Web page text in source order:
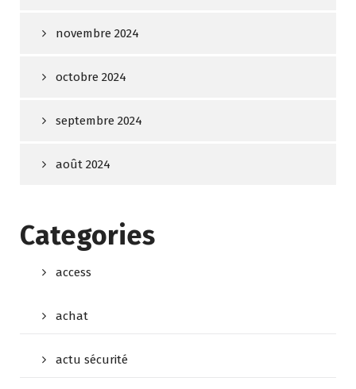
novembre 2024
octobre 2024
septembre 2024
août 2024
Categories
access
achat
actu sécurité